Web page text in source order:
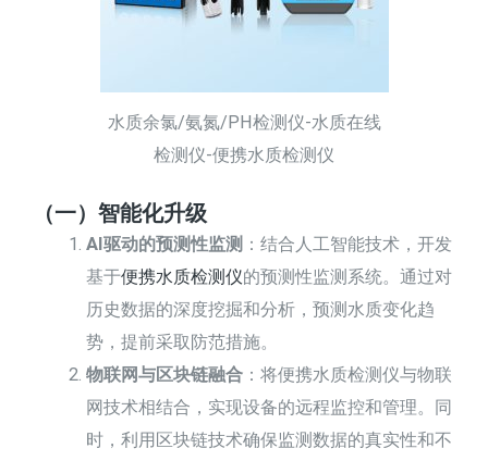
水质余氯/氨氮/PH检测仪-水质在线
检测仪-便携水质检测仪
（一）智能化升级
AI驱动的预测性监测 ：结合人工智能技术，开发
基于便携水质检测仪的预测性监测系统。通过对
历史数据的深度挖掘和分析，预测水质变化趋
势，提前采取防范措施。
物联网与区块链融合 ：将便携水质检测仪与物联
网技术相结合，实现设备的远程监控和管理。同
时，利用区块链技术确保监测数据的真实性和不